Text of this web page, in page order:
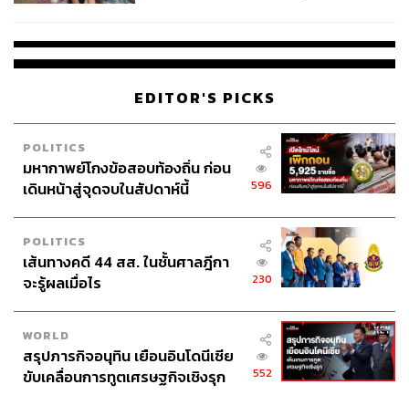
EDITOR'S PICKS
POLITICS
มหากาพย์โกงข้อสอบท้องถิ่น ก่อน
เดินหน้าสู่จุดจบในสัปดาห์นี้
596
POLITICS
เส้นทางคดี 44 สส. ในชั้นศาลฎีกา
จะรู้ผลเมื่อไร
230
WORLD
สรุปภารกิจอนุทิน เยือนอินโดนีเซีย
ขับเคลื่อนการทูตเศรษฐกิจเชิงรุก
552